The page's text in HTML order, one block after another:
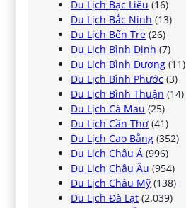
Du Lịch Bạc Liêu (16)
Du Lịch Bắc Ninh (13)
Du Lịch Bến Tre (26)
Du Lịch Bình Định (7)
Du Lịch Bình Dương (11)
Du Lịch Bình Phước (3)
Du Lịch Bình Thuận (14)
Du Lịch Cà Mau (25)
Du Lịch Cần Thơ (41)
Du Lịch Cao Bằng (352)
Du Lịch Châu Á (996)
Du Lịch Châu Âu (954)
Du Lịch Châu Mỹ (138)
Du Lịch Đà Lạt (2.039)